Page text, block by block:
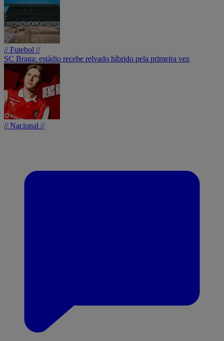
// Futebol //
SC Braga: estádio recebe relvado híbrido pela primeira vez
// Nacional //